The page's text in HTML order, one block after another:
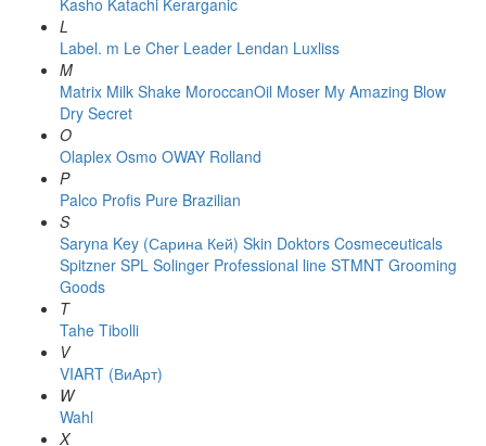
Kasho Katachi Kerarganic
L
Label. m Le Cher Leader Lendan Luxliss
M
Matrix Milk Shake MoroccanOil Moser My Amazing Blow
Dry Secret
O
Olaplex Osmo OWAY Rolland
P
Palco Profis Pure Brazilian
S
Saryna Key (Сарина Кей) Skin Doktors Cosmeceuticals
Spitzner SPL Solinger Professional line STMNT Grooming
Goods
T
Tahe Tibolli
V
VIART (ВиАрт)
W
Wahl
X